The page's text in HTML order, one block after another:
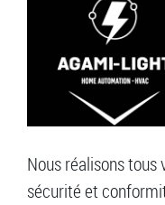
Nous réalisons tous
sécurité et